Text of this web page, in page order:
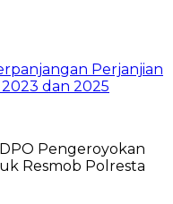
Perjanjian
dan 2025